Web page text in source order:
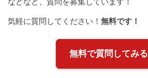
気軽に質問してください！無料です！
無料で質問してみる